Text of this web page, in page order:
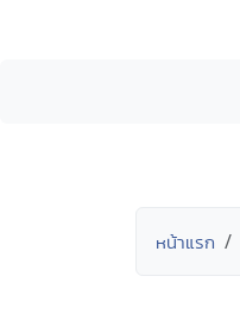
หน้าแรก